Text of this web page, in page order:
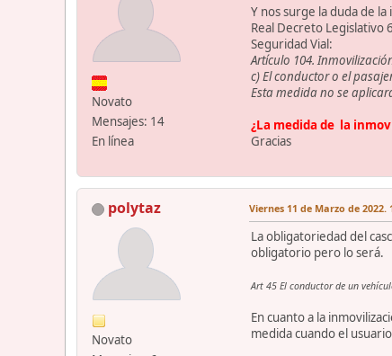
Novato
Mensajes: 14
En línea
Y nos surge la duda de la
Real Decreto Legislativo
Seguridad Vial:
Artículo 104.
c) El conductor o el
Esta medida no se
¿La medida de la
Gracias
polytaz
Novato
Viernes 11 de Marzo de 2022.
La obligatoriedad del
obligatorio pero lo será.
Art 45 El conductor de un
En cuanto a la
medida cuando el